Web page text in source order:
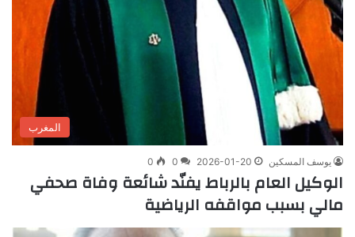
المغرب
يوسف المسكين 2026-01-20
0
0
الوكيل العام بالرباط يفنّد شائعة وفاة صحفي
مالي بسبب مواقفه الرياضية